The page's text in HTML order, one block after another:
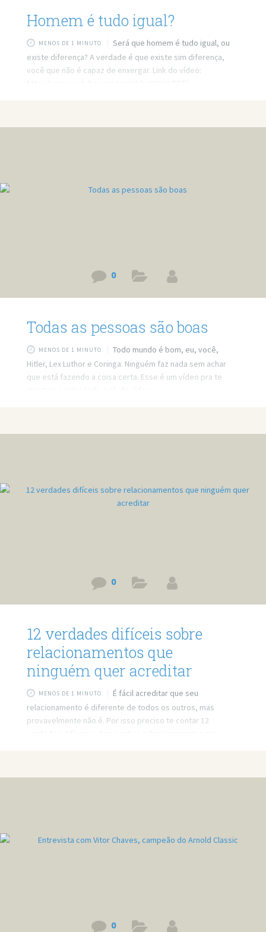
Homem é tudo igual?
MENOS DE 1 MINUTO
Será que homem é tudo igual, ou
existe diferença? A verdade é que existe sim diferença,
você que não é capaz de enxergar. Link do vídeo:
0
Todas as pessoas são boas
MENOS DE 1 MINUTO
Todo mundo é bom, eu, você,
Hitler, Lex Luthor e Coringa. Ninguém faz nada sem achar
que está fazendo a coisa certa. Esse é um vídeo pra te
0
12 verdades difíceis sobre
relacionamentos que
ninguém quer acreditar
MENOS DE 1 MINUTO
É fácil acreditar que seu
relacionamento é diferente de todos os outros, mas
provavelmente não é. Por isso preciso te contar 12
0